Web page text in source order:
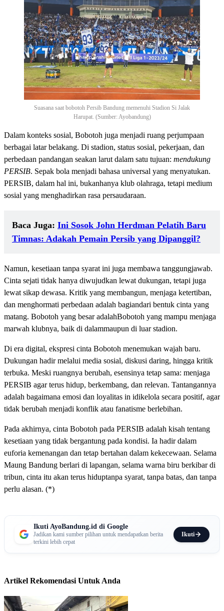
Suasana saat bobotoh Persib Bandung memenuhi Stadion Si Jalak
Harupat. (Sumber: Ayobandung)
Dalam konteks sosial, Bobotoh juga menjadi ruang perjumpaan
berbagai latar belakang. Di stadion, status sosial, pekerjaan, dan
perbedaan pandangan seakan larut dalam satu tujuan: mendukung
PERSIB. Sepak bola menjadi bahasa universal yang menyatukan.
PERSIB, dalam hal ini, bukanhanya klub olahraga, tetapi medium
sosial yang menghadirkan rasa persaudaraan.
Baca Juga: Ini Sosok John Herdman Pelatih Baru
Timnas: Adakah Pemain Persib yang Dipanggil?
Namun, kesetiaan tanpa syarat ini juga membawa tanggungjawab.
Cinta sejati tidak hanya diwujudkan lewat dukungan, tetapi juga
lewat sikap dewasa. Kritik yang membangun, menjaga ketertiban,
dan menghormati perbedaan adalah bagiandari bentuk cinta yang
matang. Bobotoh yang besar adalahBobotoh yang mampu menjaga
marwah klubnya, baik di dalammaupun di luar stadion.
Di era digital, ekspresi cinta Bobotoh menemukan wajah baru.
Dukungan hadir melalui media sosial, diskusi daring, hingga kritik
terbuka. Meski ruangnya berubah, esensinya tetap sama: menjaga
PERSIB agar terus hidup, berkembang, dan relevan. Tantangannya
adalah bagaimana emosi dan loyalitas in idikelola secara positif, agar
tidak berubah menjadi konflik atau fanatisme berlebihan.
Pada akhirnya, cinta Bobotoh pada PERSIB adalah kisah tentang
kesetiaan yang tidak bergantung pada kondisi. Ia hadir dalam
euforia kemenangan dan tetap bertahan dalam kekecewaan. Selama
Maung Bandung berlari di lapangan, selama warna biru berkibar di
tribun, cinta itu akan terus hiduptanpa syarat, tanpa batas, dan tanpa
perlu alasan. (*)
Ikuti AyoBandung.id di Google
Jadikan kami sumber pilihan untuk mendapatkan berita
terkini lebih cepat
Ikuti
Artikel Rekomendasi Untuk Anda